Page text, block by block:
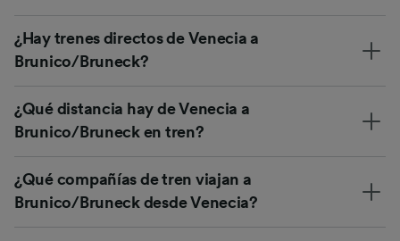
¿Hay trenes directos de Venecia a
Brunico/Bruneck?
¿Qué distancia hay de Venecia a
Brunico/Bruneck en tren?
¿Qué compañías de tren viajan a
Brunico/Bruneck desde Venecia?